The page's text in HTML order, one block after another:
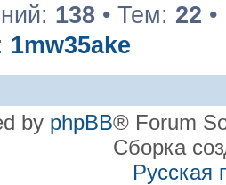
138 • Тем: 22
1mw35ake
by phpBB® Forum
Сборка
Русская